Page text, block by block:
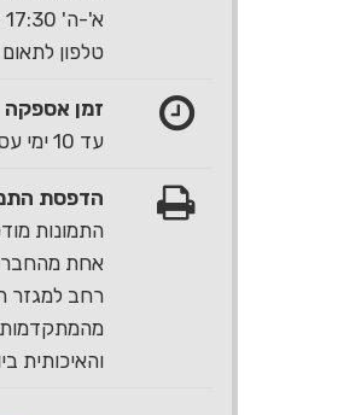
א'-ה' 17:30 - 8:30
טלפון לתאום הגעה
זמן אספקה
עד 10 ימי עסקים (במשלוח או באיסוף עצמי)
הדפסת
התמונות
אחת
רחב למגזר
מהמתקדמות
והאיכותית